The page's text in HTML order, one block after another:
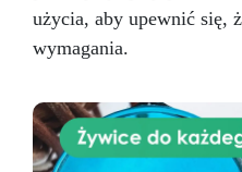
mieszania: 100
pracy (20°C, 150 g):
8–10 godz.
porcje dla lepszej
opakowania, aby
Czy nadaje się do
użycia, aby upewnić się,
wymagania.